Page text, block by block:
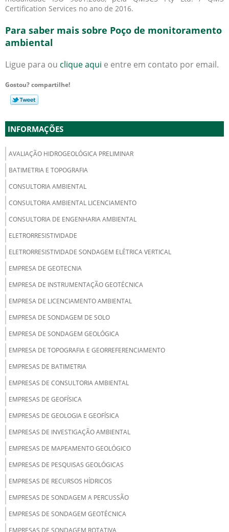
Certification Services no ano de 2016.
Para saber mais sobre Poço de monitoramento
ambiental
Ligue para ou clique aqui e entre em contato por email.
Gostou? compartilhe!
INFORMAÇÕES
AVALIAÇÃO HIDROGEOLÓGICA PRELIMINAR
BATIMETRIA E TOPOGRAFIA
CONSULTORIA AMBIENTAL
CONSULTORIA AMBIENTAL LICENCIAMENTO
CONSULTORIA DE ENGENHARIA AMBIENTAL
ELETRORRESISTIVIDADE
ELETRORRESISTIVIDADE SONDAGEM ELÉTRICA VERTICAL
EMPRESA DE GEOTECNIA
EMPRESA DE INSTRUMENTAÇÃO GEOTÉCNICA
EMPRESA DE LICENCIAMENTO AMBIENTAL
EMPRESA DE SONDAGEM DE SOLO
EMPRESA DE SONDAGEM GEOLÓGICA
EMPRESA DE TOPOGRAFIA E GEORREFERENCIAMENTO
EMPRESAS DE BATIMETRIA
EMPRESAS DE CONSULTORIA AMBIENTAL
EMPRESAS DE GEOFÍSICA
EMPRESAS DE GEOLOGIA E GEOFÍSICA
EMPRESAS DE INVESTIGAÇÃO AMBIENTAL
EMPRESAS DE MAPEAMENTO GEOLÓGICO
EMPRESAS DE PESQUISAS GEOLÓGICAS
EMPRESAS DE RECURSOS HÍDRICOS
EMPRESAS DE SONDAGEM A PERCUSSÃO
EMPRESAS DE SONDAGEM GEOTÉCNICA
EMPRESAS DE SONDAGEM ROTATIVA